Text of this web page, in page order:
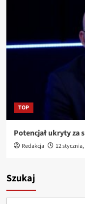
TOP
Potencjał ukryty za
Redakcja 12
Szukaj